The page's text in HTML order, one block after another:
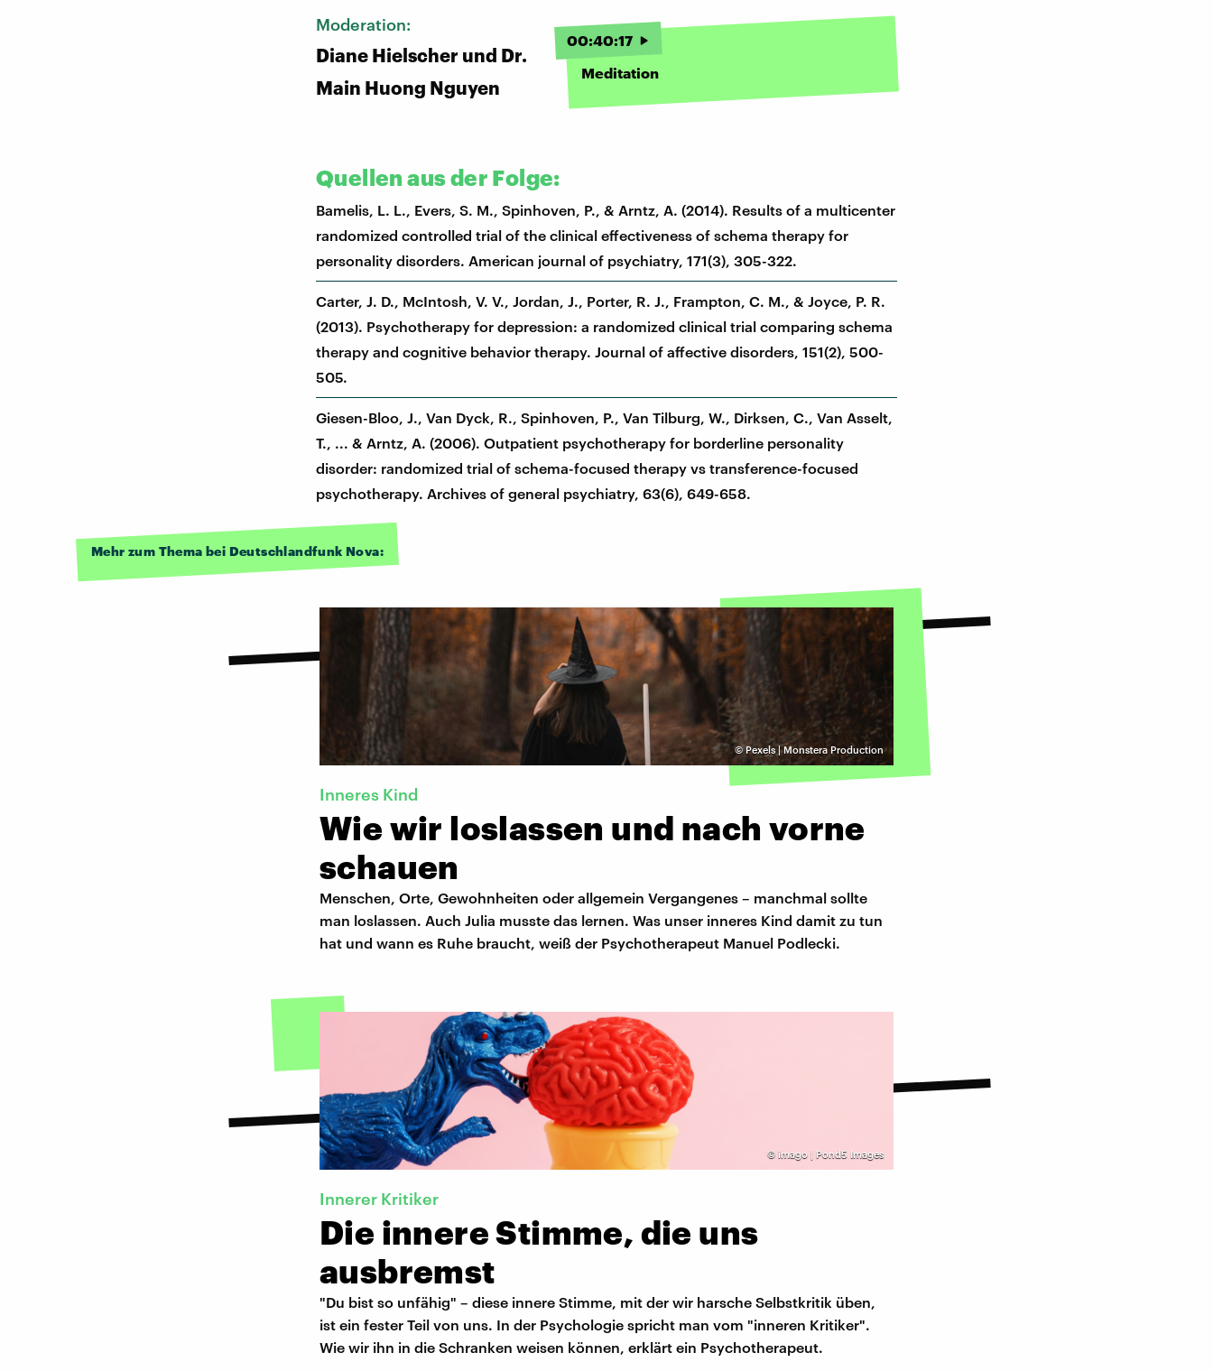
Moderation:
Diane Hielscher und Dr.
Main Huong Nguyen
00:40:17
Meditation
Quellen aus der Folge:
Bamelis, L. L., Evers, S. M., Spinhoven, P., & Arntz, A. (2014). Results of a multicenter
randomized controlled trial of the clinical effectiveness of schema therapy for
personality disorders. American journal of psychiatry, 171(3), 305-322.
Carter, J. D., McIntosh, V. V., Jordan, J., Porter, R. J., Frampton, C. M., & Joyce, P. R.
(2013). Psychotherapy for depression: a randomized clinical trial comparing schema
therapy and cognitive behavior therapy. Journal of affective disorders, 151(2), 500-
505.
Giesen-Bloo, J., Van Dyck, R., Spinhoven, P., Van Tilburg, W., Dirksen, C., Van Asselt,
T., ... & Arntz, A. (2006). Outpatient psychotherapy for borderline personality
disorder: randomized trial of schema-focused therapy vs transference-focused
psychotherapy. Archives of general psychiatry, 63(6), 649-658.
Mehr zum Thema bei Deutschlandfunk Nova:
©Pexels | Monstera Production
Inneres Kind
Wie wir loslassen und nach vorne
schauen
Menschen, Orte, Gewohnheiten oder allgemein Vergangenes – manchmal sollte
man loslassen. Auch Julia musste das lernen. Was unser inneres Kind damit zu tun
hat und wann es Ruhe braucht, weiß der Psychotherapeut Manuel Podlecki.
© imago | Pond5 Images
Innerer Kritiker
Die innere Stimme, die uns
ausbremst
"Du bist so unfähig" – diese innere Stimme, mit der wir harsche Selbstkritik üben,
ist ein fester Teil von uns. In der Psychologie spricht man vom "inneren Kritiker".
Wie wir ihn in die Schranken weisen können, erklärt ein Psychotherapeut.